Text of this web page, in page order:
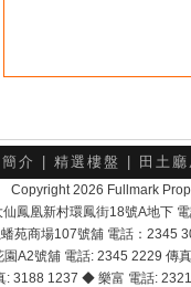
介 精選樓盤 田土
Copyright 2026 Fullmark
仙鳳凰新村環鳳街18號A地下
苑商場107號舖 電話：2345
園A2號舖 電話: 2345 2229
: 3188 1237 ◆ 樂富 電話: